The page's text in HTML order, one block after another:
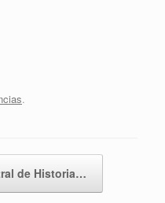
.
de Historia…